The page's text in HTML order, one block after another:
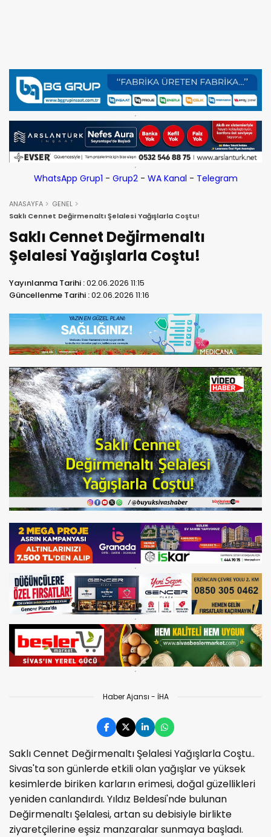
WhatsApp Grup1 - Grup2- WA Kanal - Telegram
ANASAYFA
GENEL
Saklı Cennet Değirmenaltı Şelalesi Yağışlarla Coştu!
Saklı Cennet Değirmenaltı
Şelalesi Yağışlarla Coştu!
Yayınlanma Tarihi :02.06.2026 11:15
Güncellenme Tarihi :02.06.2026 11:16
Haber Ajansı - İHA
Saklı Cennet Değirmenaltı Şelalesi Yağışlarla Coştu..
Sivas'ta son günlerde etkili olan yağışlar ve yüksek
kesimlerde biriken karların erimesi, doğal güzellikleri
yeniden canlandırdı. Yıldız Beldesi'nde bulunan
Değirmenaltı Şelalesi, artan su debisiyle birlikte
ziyaretçilerine eşsiz manzaralar sunmaya başladı.